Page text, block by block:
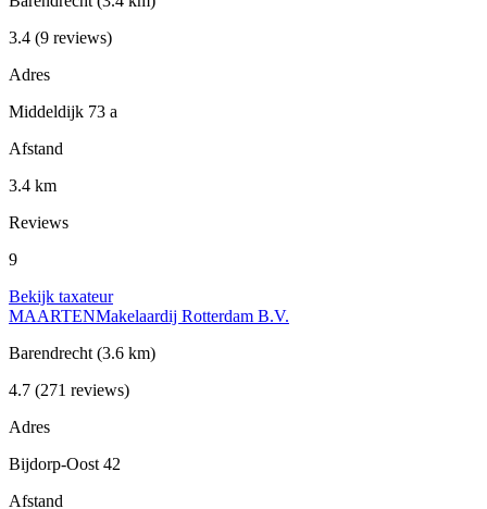
3.4 (9 reviews)
Adres
Middeldijk 73 a
Afstand
3.4 km
Reviews
9
Bekijk taxateur
MAARTENMakelaardij Rotterdam B.V.
Barendrecht (3.6 km)
4.7 (271 reviews)
Adres
Bijdorp-Oost 42
Afstand